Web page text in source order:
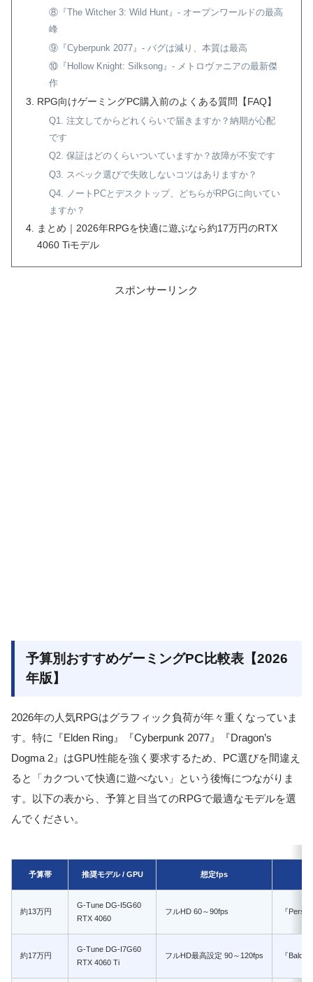
⑧『The Witcher 3: Wild Hunt』- オープンワールドの最高
峰
⑨『Cyberpunk 2077』- バグは減り、本質は最高
⑩『Hollow Knight: Silksong』- メトロヴァニアの最新傑
作
RPG向けゲーミングPC購入前のよくある質問【FAQ】
Q1. 注文してからどれくらいで届きますか？納期が心配
です
Q2. 保証はどのくらいついていますか？故障が不安です
Q3. スペック選びで失敗しないコツはありますか？
Q4. ノートPCとデスクトップ、どちらがRPGに向いてい
ますか？
まとめ｜2026年RPGを快適に遊ぶなら約17万円のRTX
4060 Tiモデル
スポンサーリンク
予算別おすすめゲーミングPC比較表【2026
年版】
2026年の人気RPGはグラフィック負荷が年々重くなっていま
す。特に『Elden Ring』『Cyberpunk 2077』『Dragon’s
Dogma 2』はGPU性能を強く要求するため、PC選びを間違え
ると「カクついて快適に遊べない」という後悔につながりま
す。以下の表から、予算と目当てのRPGで最適なモデルを選
んでください。
予算帯 推奨モデル / GPU 想定fps
約13万円
G-Tune DG-I5G60
RTX 4060
フルHD 60～90fps 『
約17万円
G-Tune DG-I7G60
RTX 4060 Ti
フルHD最高設定 90～120fps 『